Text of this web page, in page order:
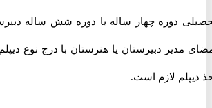
دوره چهار ساله یا دوره شش ساله دبیرستان
مدیر دبیرستان یا هنرستان با درج نوع
لازم است.